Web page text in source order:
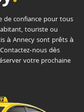
de confiance pour tous
touriste ou
à Annecy sont prêts à
dès
votre prochaine